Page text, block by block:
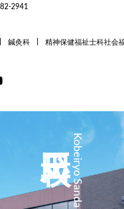
2941
鍼灸科 精神保健福祉士科社会
Kobeiryo Sanda